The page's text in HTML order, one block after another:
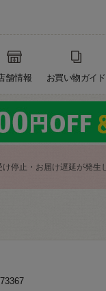
舗情報 お買い物ガイド
停止・お届け遅延が発生